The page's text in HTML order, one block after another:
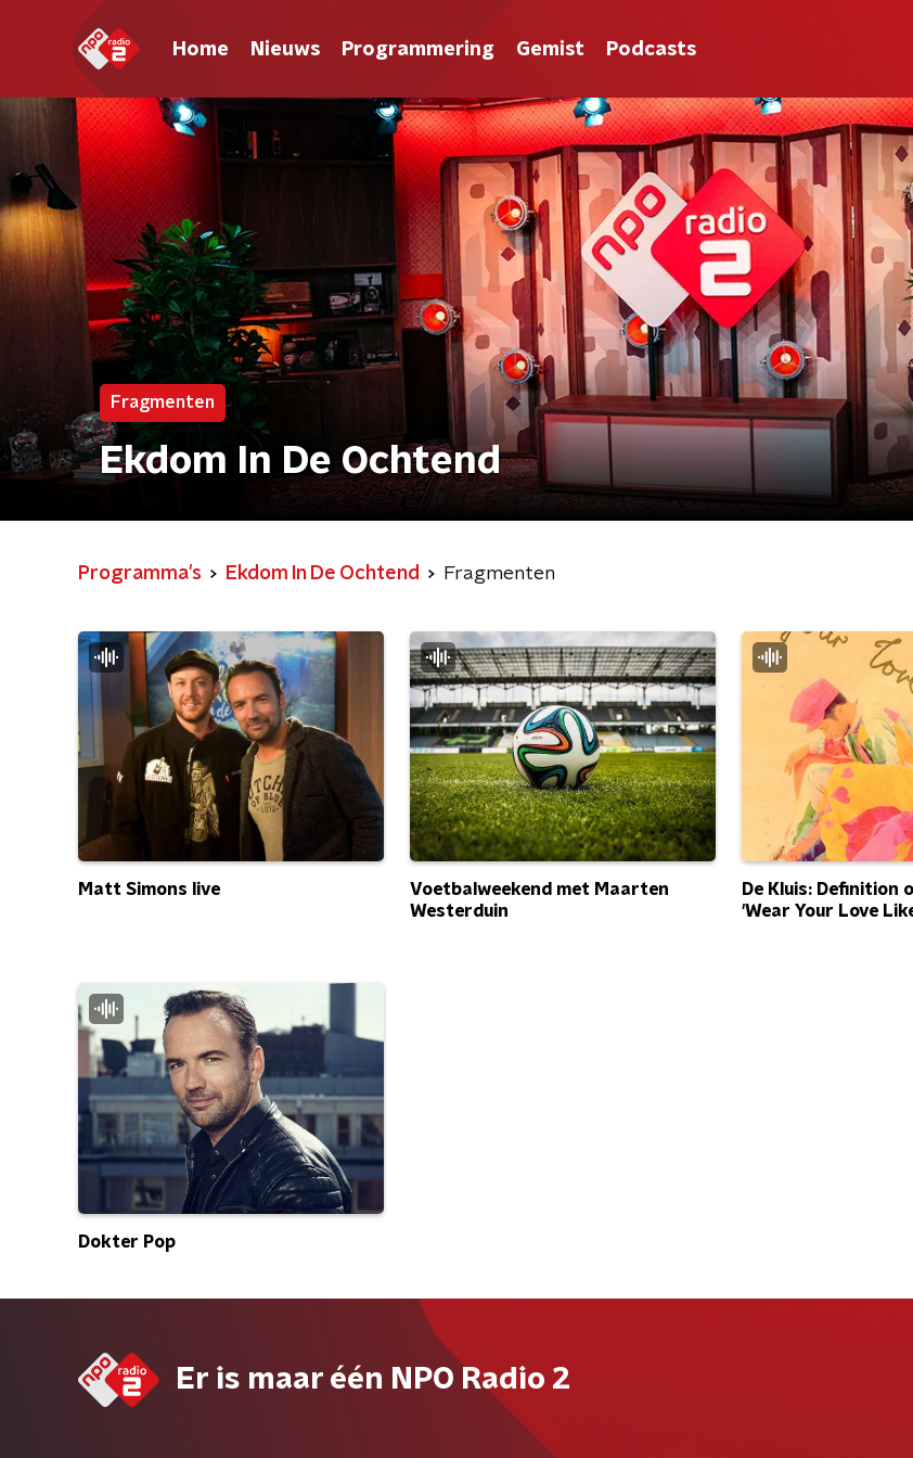
Home Nieuws Programmering Gemist Podcasts
Fragmenten
Ekdom In De Ochtend
Programma's Ekdom In De Ochtend Fragmenten
Matt Simons live
Voetbalweekend met Maarten
Westerduin
De Kluis: Definition
'Wear Your Love
Dokter Pop
Er is maar één NPO Radio 2